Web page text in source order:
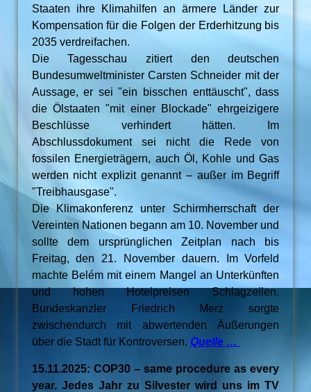
Staaten ihre Klimahilfen an ärmere Länder zur
Kompensation für die Folgen der Erderhitzung bis
2035 verdreifachen.
Die Tagesschau zitiert den deutschen
Bundesumweltminister Carsten Schneider mit der
Aussage, er sei "ein bisschen enttäuscht", dass
die Ölstaaten "mit einer Blockade" ehrgeizigere
Beschlüsse verhindert hätten. Im
Abschlussdokument sei nicht die Rede von
fossilen Energieträgern, auch Öl, Kohle und Gas
werden nicht explizit genannt – außer im Begriff
"Treibhausgase".
Die Klimakonferenz unter Schirmherrschaft der
Vereinten Nationen begann am 10. November und
sollte dem ursprünglichen Zeitplan nach bis
Freitag, den 21. November dauern. Im Vorfeld
machte Belém mit einem Mangel an Unterkünften
und hohen Hotelpreisen Schlagzeilen.
Bundeskanzler Friedrich Merz sorgte
zwischendurch mit abwertenden Äußerungen
über die Stadt für Kontroversen. Quelle …
15.11.2025: COP30 – same procedure as every
year. Jedes Jahr zu Silvester wird uns im TV